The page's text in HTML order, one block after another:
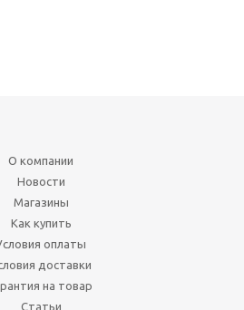
О компании
Новости
Магазины
Как купить
оплаты
доставки
на товар
Статьи